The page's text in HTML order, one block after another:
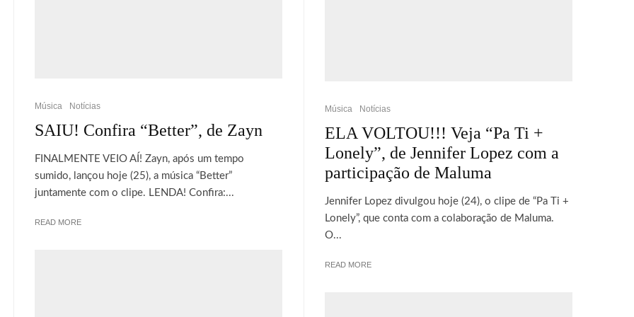
Música Notícias
SAIU! Confira “Better”, de Zayn
FINALMENTE VEIO AÍ! Zayn, após um tempo
sumido, lançou hoje (25), a música “Better”
juntamente com o clipe. LENDA! Confira:...
READ MORE
Música Notícias
ELA VOLTOU!!! Veja “Pa Ti +
Lonely”, de Jennifer Lopez com a
participação de Maluma
Jennifer Lopez divulgou hoje (24), o clipe de “Pa Ti +
Lonely”, que conta com a colaboração de Maluma.
O...
READ MORE